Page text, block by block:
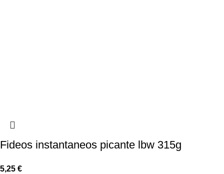
Fideos instantaneos picante lbw 315g
5,25 €